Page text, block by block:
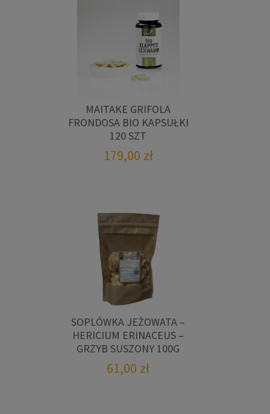
MAITAKE GRIFOLA
FRONDOSA BIO KAPSUŁKI
120 SZT
179,00 zł
SOPLÓWKA JEŻOWATA –
HERICIUM ERINACEUS –
GRZYB SUSZONY 100G
61,00 zł